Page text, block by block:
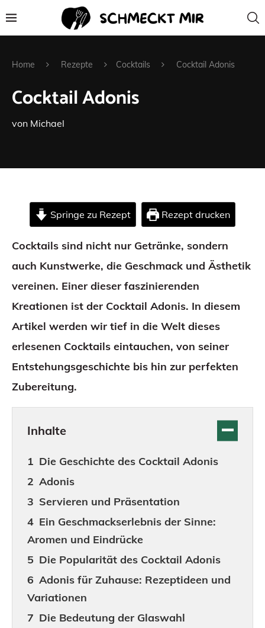
Home Rezepte Cocktails Cocktail Adonis
Cocktail Adonis
von Michael
Springe zu Rezept Rezept drucken
Cocktails sind nicht nur Getränke, sondern
auch Kunstwerke, die Geschmack und Ästhetik
vereinen. Einer dieser faszinierenden
Kreationen ist der Cocktail Adonis. In diesem
Artikel werden wir tief in die Welt dieses
erlesenen Cocktails eintauchen, von seiner
Entstehungsgeschichte bis hin zur perfekten
Zubereitung.
Inhalte
Die Geschichte des Cocktail Adonis
Adonis
Servieren und Präsentation
Ein Geschmackserlebnis der Sinne:
Aromen und Eindrücke
Die Popularität des Cocktail Adonis
Adonis für Zuhause: Rezeptideen und
Variationen
Die Bedeutung der Glaswahl